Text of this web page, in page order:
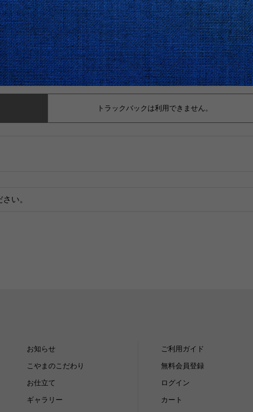
問着
トラックバックは利用できません。
い。
お知らせ
こやまのこだわり
お仕立て
ギャラリー
ご利用ガイド
無料会員登録
ログイン
カート